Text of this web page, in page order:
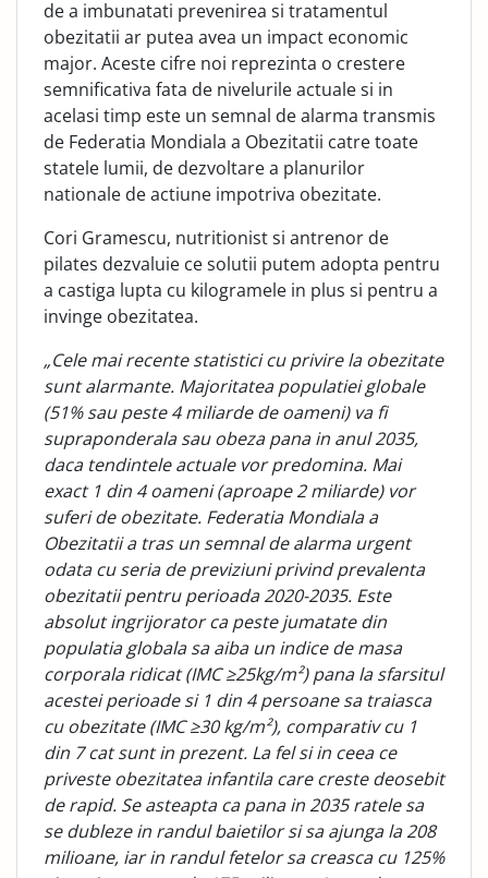
de a imbunatati prevenirea si tratamentul
obezitatii ar putea avea un impact economic
major. Aceste cifre noi reprezinta o crestere
semnificativa fata de nivelurile actuale si in
acelasi timp este un semnal de alarma transmis
de Federatia Mondiala a Obezitatii catre toate
statele lumii, de dezvoltare a planurilor
nationale de actiune impotriva obezitate.
Cori Gramescu, nutritionist si antrenor de
pilates dezvaluie ce solutii putem adopta pentru
a castiga lupta cu kilogramele in plus si pentru a
invinge obezitatea.
„Cele mai recente statistici cu privire la obezitate
sunt alarmante. Majoritatea populatiei globale
(51% sau peste 4 miliarde de oameni) va fi
supraponderala sau obeza pana in anul 2035,
daca tendintele actuale vor predomina. Mai
exact 1 din 4 oameni (aproape 2 miliarde) vor
suferi de obezitate. Federatia Mondiala a
Obezitatii a tras un semnal de alarma urgent
odata cu seria de previziuni privind prevalenta
obezitatii pentru perioada 2020-2035. Este
absolut ingrijorator ca peste jumatate din
populatia globala sa aiba un indice de masa
corporala ridicat (IMC ≥25kg/m²) pana la sfarsitul
acestei perioade si 1 din 4 persoane sa traiasca
cu obezitate (IMC ≥30 kg/m²), comparativ cu 1
din 7 cat sunt in prezent. La fel si in ceea ce
priveste obezitatea infantila care creste deosebit
de rapid. Se asteapta ca pana in 2035 ratele sa
se dubleze in randul baietilor si sa ajunga la 208
milioane, iar in randul fetelor sa creasca cu 125%